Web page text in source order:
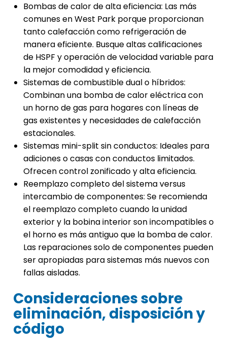
Bombas de calor de alta eficiencia: Las más
comunes en West Park porque proporcionan
tanto calefacción como refrigeración de
manera eficiente. Busque altas calificaciones
de HSPF y operación de velocidad variable para
la mejor comodidad y eficiencia.
Sistemas de combustible dual o híbridos:
Combinan una bomba de calor eléctrica con
un horno de gas para hogares con líneas de
gas existentes y necesidades de calefacción
estacionales.
Sistemas mini-split sin conductos: Ideales para
adiciones o casas con conductos limitados.
Ofrecen control zonificado y alta eficiencia.
Reemplazo completo del sistema versus
intercambio de componentes: Se recomienda
el reemplazo completo cuando la unidad
exterior y la bobina interior son incompatibles o
el horno es más antiguo que la bomba de calor.
Las reparaciones solo de componentes pueden
ser apropiadas para sistemas más nuevos con
fallas aisladas.
Consideraciones sobre
eliminación, disposición y
código